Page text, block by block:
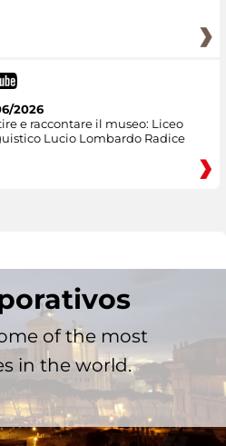
2026
e raccontare il museo: Liceo
Lucio Lombardo Radice
of the most
in the world.